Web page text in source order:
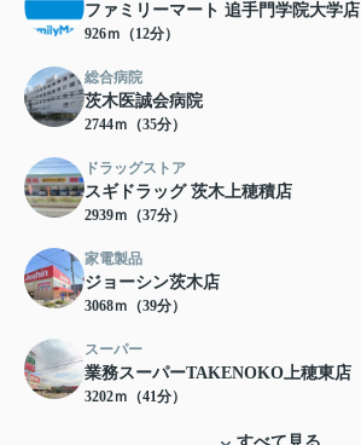
ファミリーマート 追手門学院大学店
926ｍ（12分）
総合病院
茨木医誠会病院
2744ｍ（35分）
ドラッグストア
スギドラッグ 茨木上穂積店
2939ｍ（37分）
家電製品
ジョーシン茨木店
3068ｍ（39分）
スーパー
業務スーパーTAKENOKO上穂東店
3202ｍ（41分）